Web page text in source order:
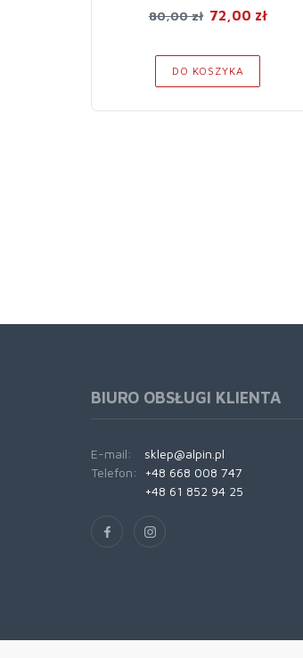
80,00 zł 72,00 zł
DO KOSZYKA
BIURO OBSŁUGI KLIENTA
E-mail:
sklep@alpin.pl
Telefon:
+48 668 008 747
+48 61 852 94 25